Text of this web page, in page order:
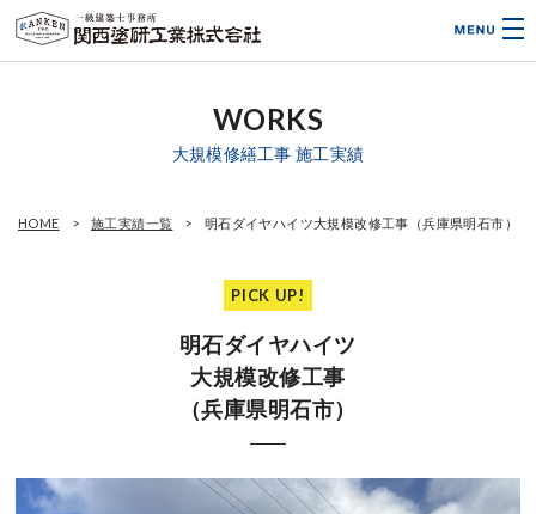
WORKS
大規模修繕工事 施工実績
HOME 施工実績一覧 明石ダイヤハイツ大規模改修工事（兵庫県明石市）
PICK UP!
明石ダイヤハイツ
大規模改修工事
（兵庫県明石市）